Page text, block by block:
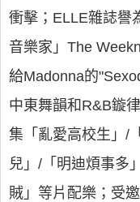
衝擊；ELLE雜誌譽
音樂家」The
給Madonna的
中東舞韻和R&B鏇
集「亂愛高校生」/
兒」/「明迪煩事多
賊」等片配樂；受